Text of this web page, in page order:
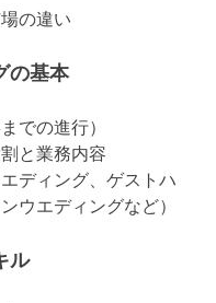
の違い
の基本
での進行）
と業務内容
ディング、ゲストハ
ウエディングなど）
ル